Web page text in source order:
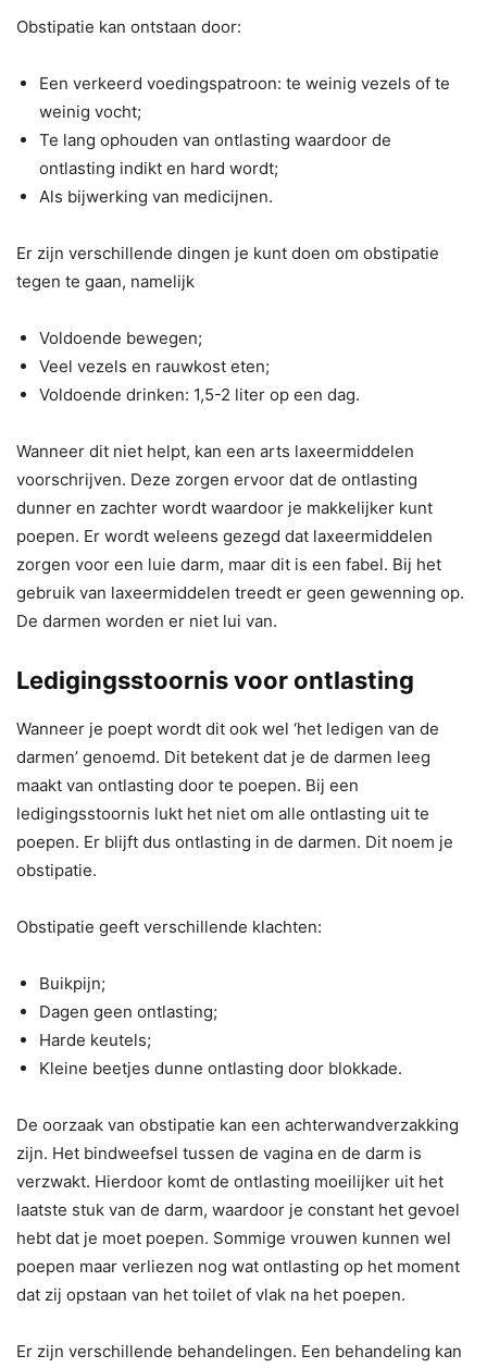
Obstipatie kan ontstaan door:
Een verkeerd voedingspatroon: te weinig vezels of te
weinig vocht;
Te lang ophouden van ontlasting waardoor de
ontlasting indikt en hard wordt;
Als bijwerking van medicijnen.
Er zijn verschillende dingen je kunt doen om obstipatie
tegen te gaan, namelijk
Voldoende bewegen;
Veel vezels en rauwkost eten;
Voldoende drinken: 1,5-2 liter op een dag.
Wanneer dit niet helpt, kan een arts laxeermiddelen
voorschrijven. Deze zorgen ervoor dat de ontlasting
dunner en zachter wordt waardoor je makkelijker kunt
poepen. Er wordt weleens gezegd dat laxeermiddelen
zorgen voor een luie darm, maar dit is een fabel. Bij het
gebruik van laxeermiddelen treedt er geen gewenning op.
De darmen worden er niet lui van.
Ledigingsstoornis voor ontlasting
Wanneer je poept wordt dit ook wel ‘het ledigen van de
darmen’ genoemd. Dit betekent dat je de darmen leeg
maakt van ontlasting door te poepen. Bij een
ledigingsstoornis lukt het niet om alle ontlasting uit te
poepen. Er blijft dus ontlasting in de darmen. Dit noem je
obstipatie.
Obstipatie geeft verschillende klachten:
Buikpijn;
Dagen geen ontlasting;
Harde keutels;
Kleine beetjes dunne ontlasting door blokkade.
De oorzaak van obstipatie kan een achterwandverzakking
zijn. Het bindweefsel tussen de vagina en de darm is
verzwakt. Hierdoor komt de ontlasting moeilijker uit het
laatste stuk van de darm, waardoor je constant het gevoel
hebt dat je moet poepen. Sommige vrouwen kunnen wel
poepen maar verliezen nog wat ontlasting op het moment
dat zij opstaan van het toilet of vlak na het poepen.
Er zijn verschillende behandelingen. Een behandeling kan